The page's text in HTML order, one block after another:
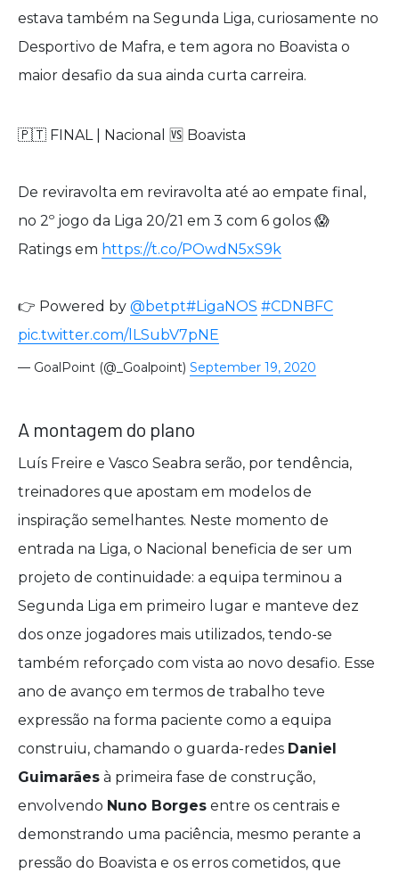
estava também na Segunda Liga, curiosamente no
Desportivo de Mafra, e tem agora no Boavista o
maior desafio da sua ainda curta carreira.
🇵🇹 FINAL | Nacional 🆚 Boavista
De reviravolta em reviravolta até ao empate final,
no 2º jogo da Liga 20/21 em 3 com 6 golos 😱
Ratings em https://t.co/POwdN5xS9k
👉 Powered by @betpt#LigaNOS #CDNBFC
pic.twitter.com/lLSubV7pNE
— GoalPoint (@_Goalpoint) September 19, 2020
A montagem do plano
Luís Freire e Vasco Seabra serão, por tendência,
treinadores que apostam em modelos de
inspiração semelhantes. Neste momento de
entrada na Liga, o Nacional beneficia de ser um
projeto de continuidade: a equipa terminou a
Segunda Liga em primeiro lugar e manteve dez
dos onze jogadores mais utilizados, tendo-se
também reforçado com vista ao novo desafio. Esse
ano de avanço em termos de trabalho teve
expressão na forma paciente como a equipa
construiu, chamando o guarda-redes Daniel
Guimarães à primeira fase de construção,
envolvendo Nuno Borges entre os centrais e
demonstrando uma paciência, mesmo perante a
pressão do Boavista e os erros cometidos, que